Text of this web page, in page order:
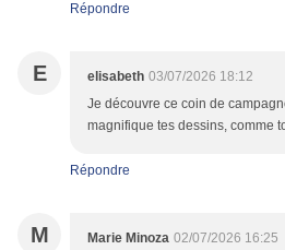
Répondre
E elisabeth 03/07/2026 18:12
Je découvre ce coin de
magnifique tes dessins, comme
Répondre
M Marie Minoza 02/07/2026 16:25